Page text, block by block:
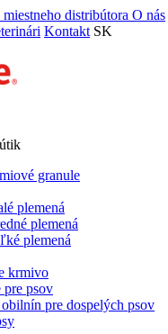
distribútora O nás
Kontakt SK
granule
plemená
plemená
plemená
krmivo
pre psov
pre dospelých psov